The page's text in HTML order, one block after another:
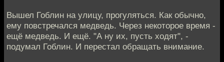
Вышел Гоблин на улицу, прогуляться. Как обычно,
ему повстречался медведь. Через некоторое время -
ещё медведь. И ещё. "А ну их, пусть ходят", -
подумал Гоблин. И перестал обращать внимание.